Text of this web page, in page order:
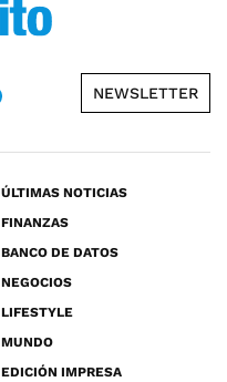
NEWSLETTER
ÚLTIMAS NOTICIAS
FINANZAS
BANCO DE DATOS
NEGOCIOS
LIFESTYLE
MUNDO
EDICIÓN IMPRESA